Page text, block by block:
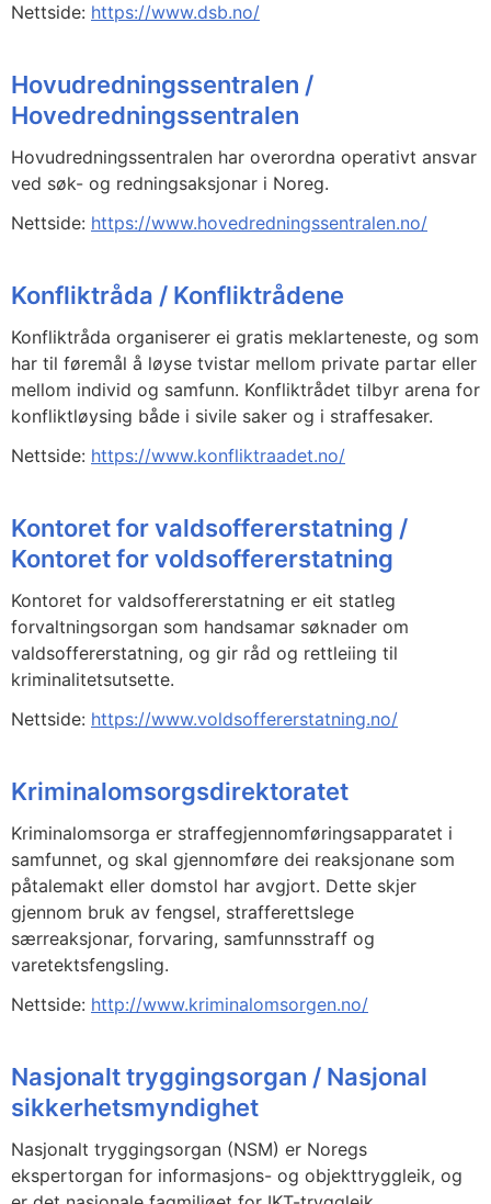
Nettside: https://www.dsb.no/
Hovudredningssentralen /
Hovedredningssentralen
Hovudredningssentralen har overordna operativt ansvar
ved søk- og redningsaksjonar i Noreg.
Nettside: https://www.hovedredningssentralen.no/
Konfliktråda / Konfliktrådene
Konfliktråda organiserer ei gratis meklarteneste, og som
har til føremål å løyse tvistar mellom private partar eller
mellom individ og samfunn. Konfliktrådet tilbyr arena for
konfliktløysing både i sivile saker og i straffesaker.
Nettside: https://www.konfliktraadet.no/
Kontoret for valdsoffererstatning /
Kontoret for voldsoffererstatning
Kontoret for valdsoffererstatning er eit statleg
forvaltningsorgan som handsamar søknader om
valdsoffererstatning, og gir råd og rettleiing til
kriminalitetsutsette.
Nettside: https://www.voldsoffererstatning.no/
Kriminalomsorgsdirektoratet
Kriminalomsorga er straffegjennomføringsapparatet i
samfunnet, og skal gjennomføre dei reaksjonane som
påtalemakt eller domstol har avgjort. Dette skjer
gjennom bruk av fengsel, strafferettslege
særreaksjonar, forvaring, samfunnsstraff og
varetektsfengsling.
Nettside: http://www.kriminalomsorgen.no/
Nasjonalt tryggingsorgan / Nasjonal
sikkerhetsmyndighet
Nasjonalt tryggingsorgan (NSM) er Noregs
ekspertorgan for informasjons- og objekttryggleik, og